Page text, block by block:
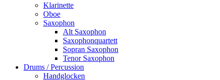
Klarinette
Oboe
Saxophon
Alt Saxophon
Saxophonquartett
Sopran Saxophon
Tenor Saxophon
Drums / Percussion
Handglocken